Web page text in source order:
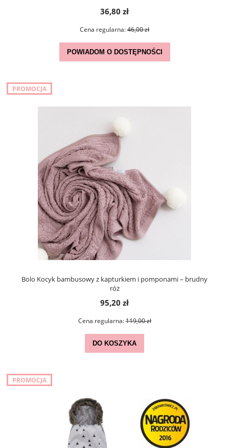
36,80 zł
Cena regularna:46,00 zł
POWIADOM O DOSTĘPNOŚCI
Bolo Kocyk bambusowy z kapturkiem i pomponami – brudny
róż
95,20 zł
Cena regularna:119,00 zł
DO KOSZYKA
PROMOCJA
PROMOCJA